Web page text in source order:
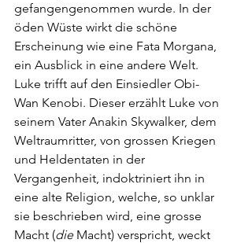
gefangengenommen wurde. In der
öden Wüste wirkt die schöne
Erscheinung wie eine Fata Morgana,
ein Ausblick in eine andere Welt.
Luke trifft auf den Einsiedler Obi-
Wan Kenobi. Dieser erzählt Luke von
seinem Vater Anakin Skywalker, dem
Weltraumritter, von grossen Kriegen
und Heldentaten in der
Vergangenheit, indoktriniert ihn in
eine alte Religion, welche, so unklar
sie beschrieben wird, eine grosse
Macht (die Macht) verspricht, weckt